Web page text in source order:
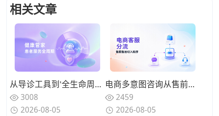
相关文章
从导诊工具到'全生命周期健康管家'，2026年医院智能客服系统正在重新定义患者服务
3008
2026-08-05
电商多意图咨询从售前到售后的分流框架：智能客服切入顺序
2459
2026-08-05